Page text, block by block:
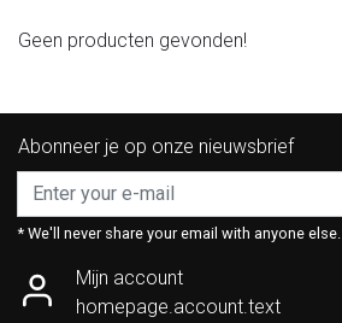
Geen producten gevonden!
Abonneer je op onze nieuwsbrief
* We'll never share your email with anyone else.
Mijn account
homepage.account.text